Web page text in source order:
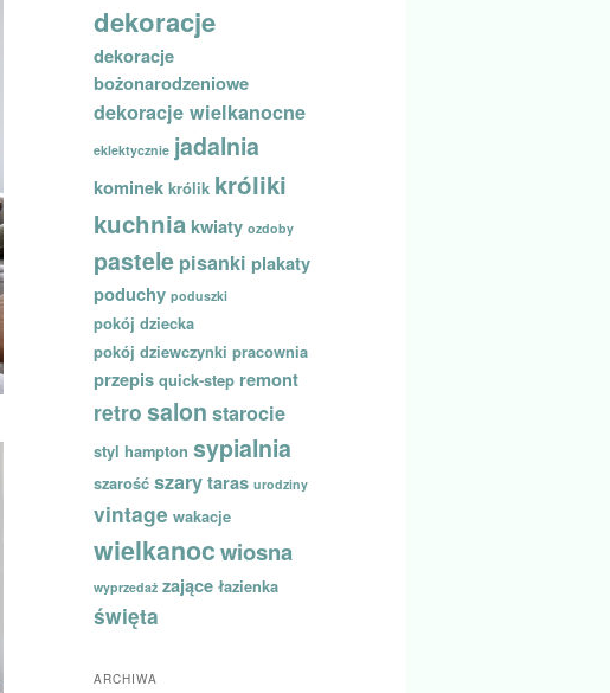
dekoracje
dekoracje
bożonarodzeniowe
dekoracje wielkanocne
eklektycznie jadalnia
kominek królik króliki
kuchnia kwiaty ozdoby
pastele pisanki plakaty
poduchy poduszki
pokój dziecka
pokój dziewczynki pracownia
przepis quick-step remont
retro salon starocie
styl hampton sypialnia
szarość szarytaras urodziny
vintage wakacje
wielkanocwiosna
wyprzedaż zające łazienka
święta
ARCHIWA